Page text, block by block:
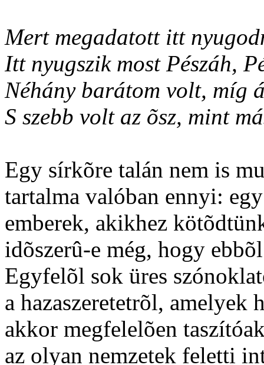
Mert megadatott itt
Itt nyugszik most Pészáh,
Néhány barátom volt, míg
S szebb volt az õsz, mint
Egy sírkõre talán nem is
tartalma valóban ennyi:
emberek, akikhez
idõszerû-e még, hogy
Egyfelõl sok üres
a hazaszeretetrõl, amelyek
akkor megfelelõen
az olyan nemzetek feletti